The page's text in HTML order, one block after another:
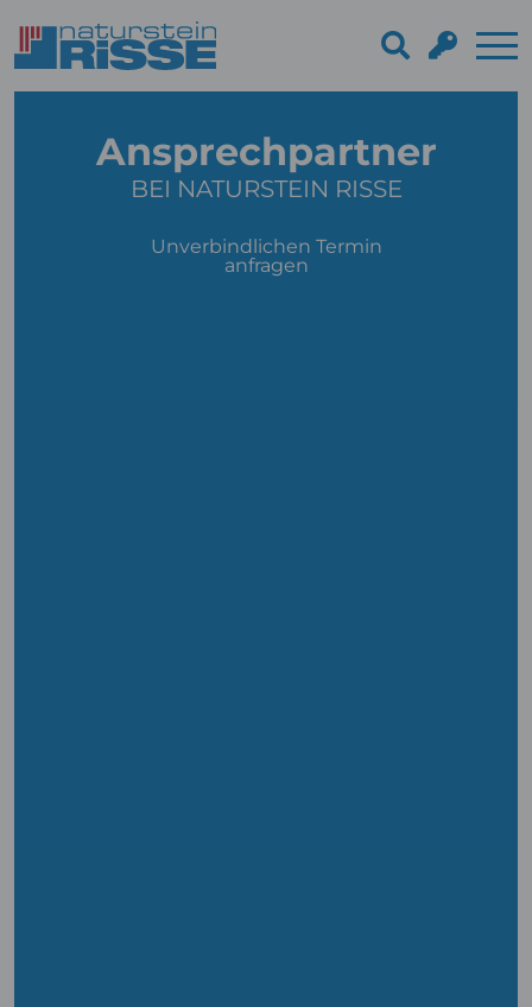
Ansprechpartner
BEI NATURSTEIN RISSE
Unverbindlichen Termin
anfragen